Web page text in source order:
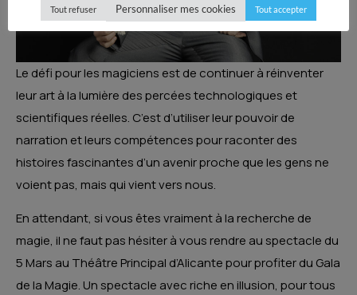
Le défi pour les magiciens est de continuer à réinventer
leur art à la lumière des percées technologiques et
scientifiques réelles. C’est d’utiliser leur pouvoir de
narration et leurs compétences pour raconter des
histoires fascinantes d’un avenir proche que les gens ne
voient pas, mais qui vient vers nous.
En attendant, si vous êtes vraiment à la recherche de
magie, il ne faut pas hésiter à vous rendre au spectacle du
5 Mars au Théâtre Principal d’Alicante pour profiter du Gala
de la Magie. Un spectacle avec riche en illusion, pour tous
Tout refuser Personnaliser mes cookies Tout accepter